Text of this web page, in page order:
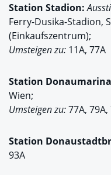
Station Stadion:
Ferry-Dusika-Stadion,
(Einkaufszentrum);
Umsteigen zu: 11A, 77A
Station
Wien;
Umsteigen zu:77A, 79A,
Station
93A